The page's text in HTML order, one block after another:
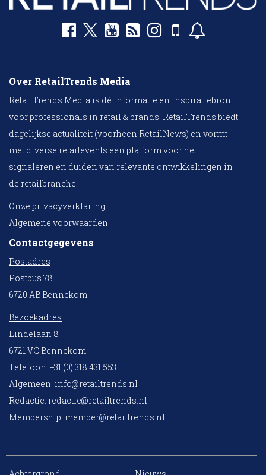
Over RetailTrends Media
RetailTrends Media is dé informatie en inspiratiebron
voor professionals in retail & brands. RetailTrends biedt
dagelijkse actualiteit (voorheen RetailNews) en vormt
met diverse retailevents een platform voor het
signaleren en duiden van relevante ontwikkelingen in
de retailbranche.
Onze privacyverklaring
Algemene voorwaarden
Contactgegevens
Postadres
Postbus 78
6720 AB Bennekom
Bezoekadres
Lindelaan 8
6721 VC Bennekom
Telefoon: +31 (0) 318 431 553
Algemeen: info@retailtrends.nl
Redactie: redactie@retailtrends.nl
Membership: member@retailtrends.nl